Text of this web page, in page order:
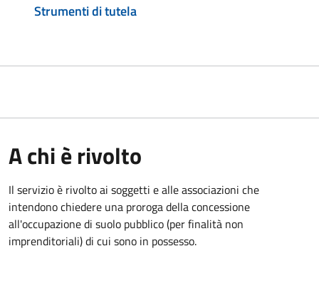
Strumenti di tutela
A chi è rivolto
Il servizio è rivolto ai soggetti e alle associazioni che
intendono chiedere una proroga della concessione
all'occupazione di suolo pubblico (per finalità non
imprenditoriali) di cui sono in possesso.